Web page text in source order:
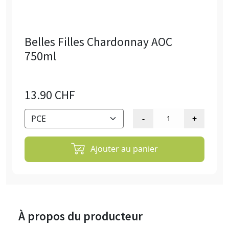
Belles Filles Chardonnay AOC
750ml
13.90 CHF
Ajouter au panier
À propos du producteur